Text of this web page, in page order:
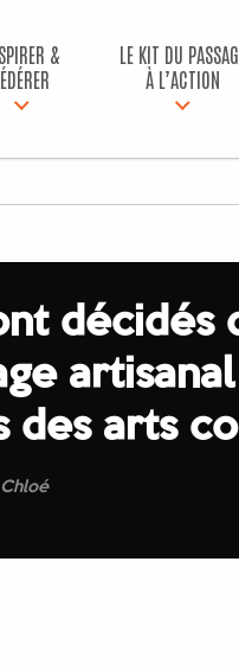
&
LE KIT DU
À L’ACTION
décidés
des arts